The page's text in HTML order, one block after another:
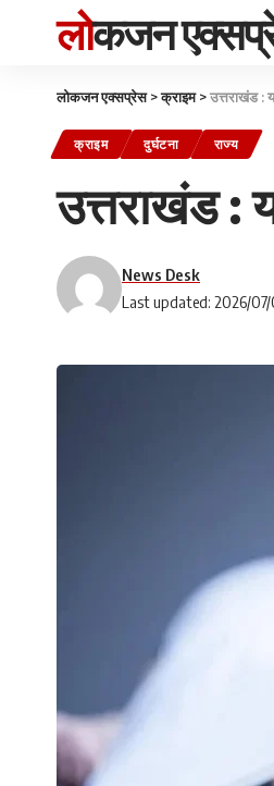
लोकजन
लोकजन एक्सप्रेस>क्राइम>उत्तराखंड :
क्राइम दुर्घटना राज्य
उत्तराखंड :
Last updated: 2026/07/
News Desk